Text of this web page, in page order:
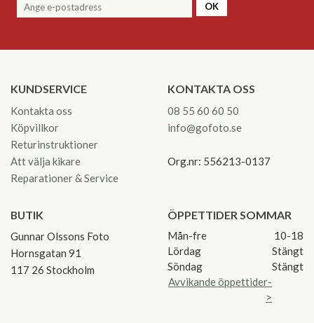
OK
KUNDSERVICE
Kontakta oss
Köpvillkor
Returinstruktioner
Att välja kikare
Reparationer & Service
KONTAKTA OSS
08 55 60 60 50
info@gofoto.se
Org.nr: 556213-0137
BUTIK
Gunnar Olssons Foto
Hornsgatan 91
117 26 Stockholm
ÖPPETTIDER SOMMAR
Mån-fre
10-18
Lördag
Stängt
Söndag
Stängt
Avvikande öppettider-
>